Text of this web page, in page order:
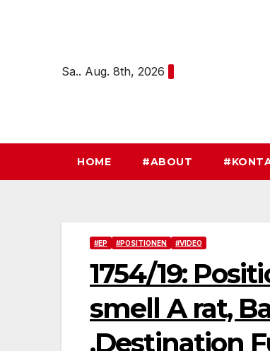
Sa.. Aug. 8th, 2026
HOME #ABOUT
#EP #POSITIONEN #VIDEO
1754/19:
smell A rat,
‚Destination